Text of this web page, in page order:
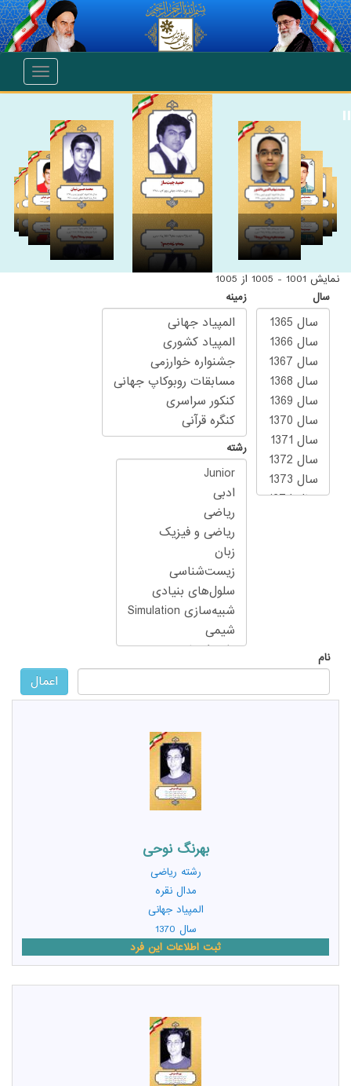
انتقال به محتوای اصلی
Toggle
نمایش 1001 - 1005 از 1005
سال
زمینه
رشته
نام
اعمال
بهرنگ نوحی
رشته ریاضی
مدال نقره
المپیاد جهانی
سال 1370
ثبت اطلاعات این فرد